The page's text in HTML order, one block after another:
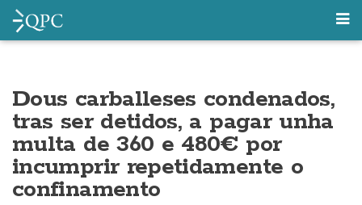
Dous carballeses condenados,
tras ser detidos, a pagar unha
multa de 360 e 480€ por
incumprir repetidamente o
confinamento